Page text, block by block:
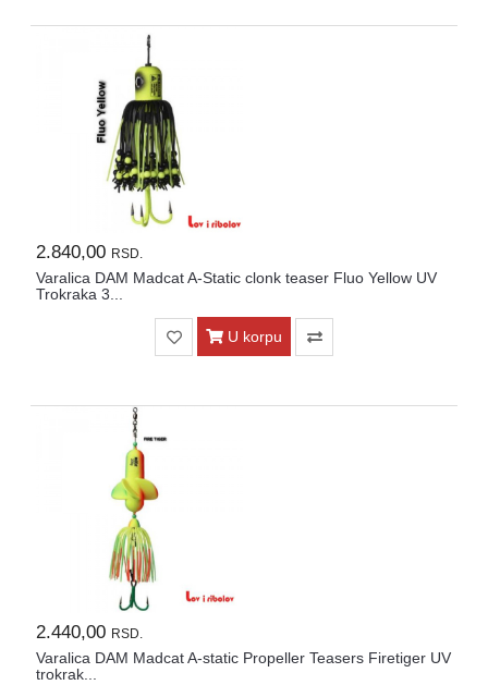
2.840,00 RSD.
Varalica DAM Madcat A-Static clonk teaser Fluo Yellow UV
Trokraka 3...
U korpu
2.440,00 RSD.
Varalica DAM Madcat A-static Propeller Teasers Firetiger UV
trokrak...